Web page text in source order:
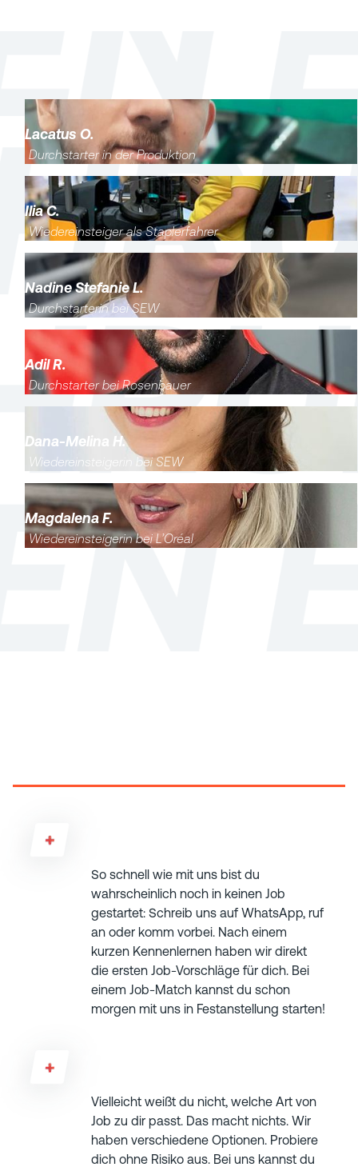
Lacatus O.
Durchstarter in der Produktion
Ilia C.
Wiedereinsteiger als Staplerfahrer
Nadine Stefanie L.
Durchstarterin bei SEW
Adil R.
Durchstarter bei Rosenbauer
Dana-Melina H.
Wiedereinsteigerin bei SEW
Magdalena F.
Wiedereinsteigerin bei L’Oréal
So schnell wie mit uns bist du
wahrscheinlich noch in keinen Job
gestartet: Schreib uns auf WhatsApp, ruf
an oder komm vorbei. Nach einem
kurzen Kennenlernen haben wir direkt
die ersten Job-Vorschläge für dich. Bei
einem Job-Match kannst du schon
morgen mit uns in Festanstellung starten!
Vielleicht weißt du nicht, welche Art von
Job zu dir passt. Das macht nichts. Wir
haben verschiedene Optionen. Probiere
dich ohne Risiko aus. Bei uns kannst du